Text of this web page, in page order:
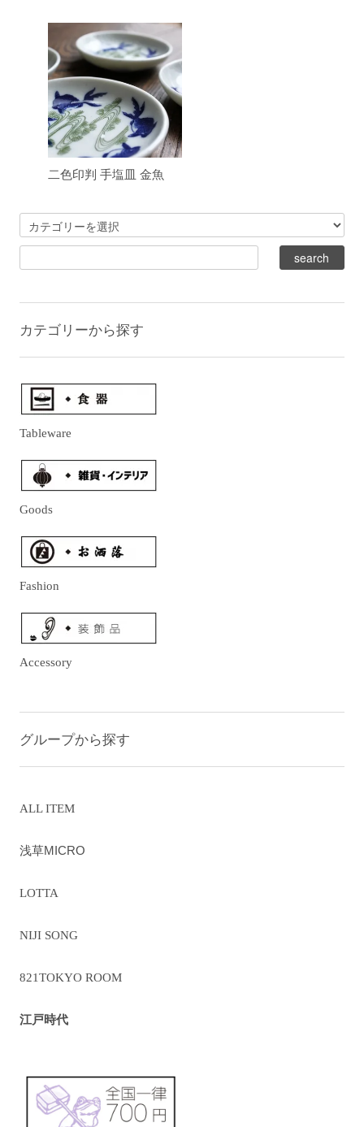
二色印判 手塩皿 金魚
カテゴリーから探す
Tableware
Goods
Fashion
Accessory
グループから探す
ALL ITEM
浅草MICRO
LOTTA
NIJI SONG
821TOKYO ROOM
江戸時代